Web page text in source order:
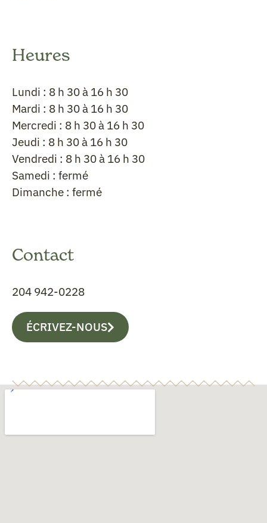
Heures
Lundi : 8 h 30 à 16 h 30
Mardi : 8 h 30 à 16 h 30
Mercredi : 8 h 30 à 16 h 30
Jeudi : 8 h 30 à 16 h 30
Vendredi : 8 h 30 à 16 h 30
Samedi : fermé
Dimanche : fermé
Contact
204 942-0228
ÉCRIVEZ-NOUS